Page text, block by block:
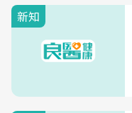
新知